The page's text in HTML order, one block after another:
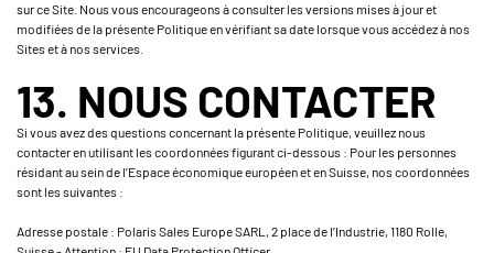
sur ce Site. Nous vous encourageons à consulter les versions mises à jour et
modifiées de la présente Politique en vérifiant sa date lorsque vous accédez à nos
Sites et à nos services.
13. NOUS CONTACTER
Si vous avez des questions concernant la présente Politique, veuillez nous
contacter en utilisant les coordonnées figurant ci-dessous : Pour les personnes
résidant au sein de l’Espace économique européen et en Suisse, nos coordonnées
sont les suivantes :
Adresse postale : Polaris Sales Europe SARL, 2 place de l’Industrie, 1180 Rolle,